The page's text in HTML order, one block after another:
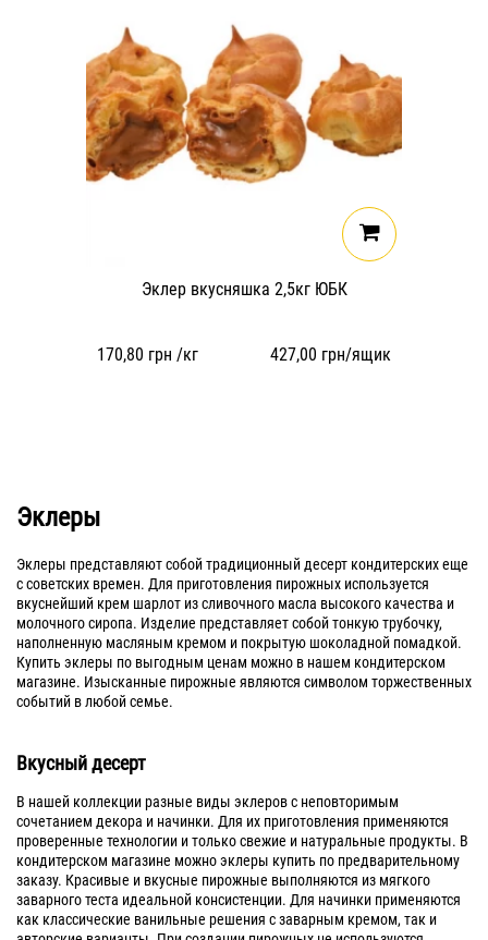
Эклер вкусняшка 2,5кг ЮБК
170,80 грн /кг 427,00 грн/ящик
Эклеры
Эклеры представляют собой традиционный десерт кондитерских еще
с советских времен. Для приготовления пирожных используется
вкуснейший крем шарлот из сливочного масла высокого качества и
молочного сиропа. Изделие представляет собой тонкую трубочку,
наполненную масляным кремом и покрытую шоколадной помадкой.
Купить эклеры по выгодным ценам можно в нашем кондитерском
магазине. Изысканные пирожные являются символом торжественных
событий в любой семье.
Вкусный десерт
В нашей коллекции разные виды эклеров с неповторимым
сочетанием декора и начинки. Для их приготовления применяются
проверенные технологии и только свежие и натуральные продукты. В
кондитерском магазине можно эклеры купить по предварительному
заказу. Красивые и вкусные пирожные выполняются из мягкого
заварного теста идеальной консистенции. Для начинки применяются
как классические ванильные решения с заварным кремом, так и